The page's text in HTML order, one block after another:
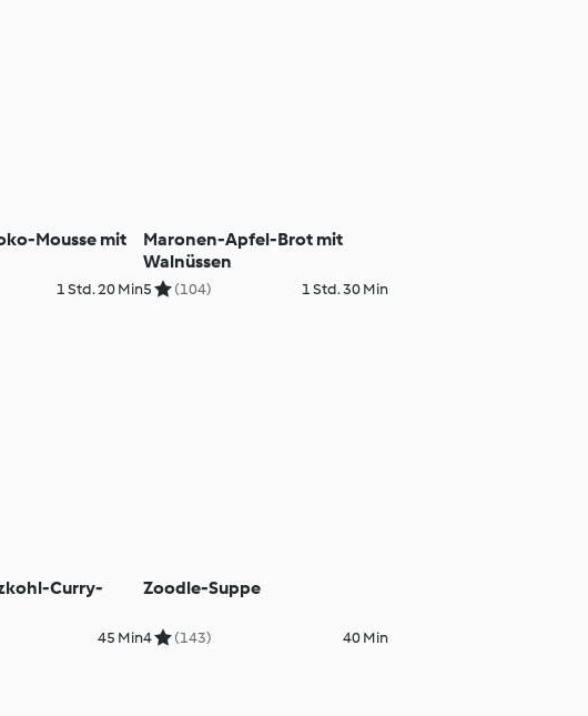
Mousse mit
1 Std. 20 Min
Maronen-Apfel-Brot mit
Walnüssen
5 (104) 1 Std. 30 Min
Curry-
45 Min
Zoodle-Suppe
4 (143) 40 Min